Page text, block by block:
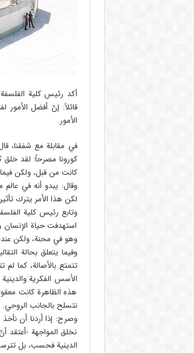
أكد رئيس كلية
قائلاً: إنّ أفضل الأمور
الأمور.
في مقابلة مع شفقنا،
كورونا مصرحاً: لقد خلق
كانت من قبل، ولكن
وقال: يبدو أنه في عالم
لكن هذا الأمر يترك
وتابع رئيس كلية
استهدفت حياة الإنسان
وهو في محنة، ولكن
وفيما يتعلق بحالة
تتمتع بالأصالة، كما
الأسس الفكرية
هذه الظاهرة كانت
نتسلح بالجانب الروحي.
وصرح: إذا أردنا أن
نخلق المواجهة -أعتقد
الدينية فحسب، بل